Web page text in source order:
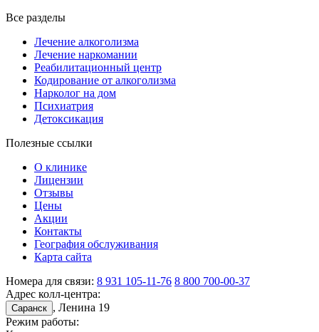
Все разделы
Лечение алкоголизма
Лечение наркомании
Реабилитационный центр
Кодирование от алкоголизма
Нарколог на дом
Психиатрия
Детоксикация
Полезные ссылки
О клинике
Лицензии
Отзывы
Цены
Акции
Контакты
География обслуживания
Карта сайта
Номера для связи: 8 931 105-11-76 8 800 700-00-37
Адрес колл-центра:
Саранск , Ленина 19
Режим работы: